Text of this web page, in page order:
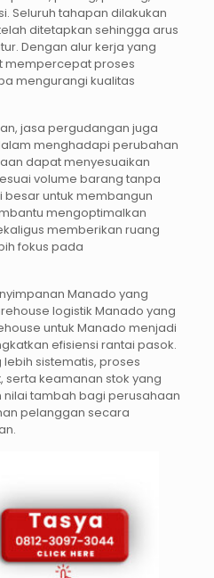
Seluruh tahapan dilakukan
ditetapkan sehingga arus
Dengan alur kerja yang
mempercepat proses
mengurangi kualitas
jasa pergudangan juga
menghadapi perubahan
dapat menyesuaikan
volume barang tanpa
besar untuk membangun
mengoptimalkan
memberikan ruang
fokus pada
Manado yang
logistik Manado yang
untuk Manado menjadi
efisiensi rantai pasok.
sistematis, proses
serta keamanan stok yang
tambah bagi perusahaan
pelanggan secara